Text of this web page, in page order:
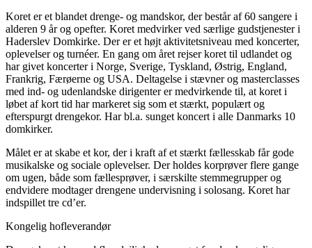
Koret er et blandet drenge- og mandskor, der består af 60 sangere i
alderen 9 år og opefter. Koret medvirker ved særlige gudstjenester i
Haderslev Domkirke. Der er et højt aktivitetsniveau med koncerter,
oplevelser og turnéer. En gang om året rejser koret til udlandet og
har givet koncerter i Norge, Sverige, Tyskland, Østrig, England,
Frankrig, Færøerne og USA. Deltagelse i stævner og masterclasses
med ind- og udenlandske dirigenter er medvirkende til, at koret i
løbet af kort tid har markeret sig som et stærkt, populært og
efterspurgt drengekor. Har bl.a. sunget koncert i alle Danmarks 10
domkirker.
Målet er at skabe et kor, der i kraft af et stærkt fællesskab får gode
musikalske og sociale oplevelser. Der holdes korprøver flere gange
om ugen, både som fællesprøver, i særskilte stemmegrupper og
endvidere modtager drengene undervisning i solosang. Koret har
indspillet tre cd’er.
Kongelig hofleverandør